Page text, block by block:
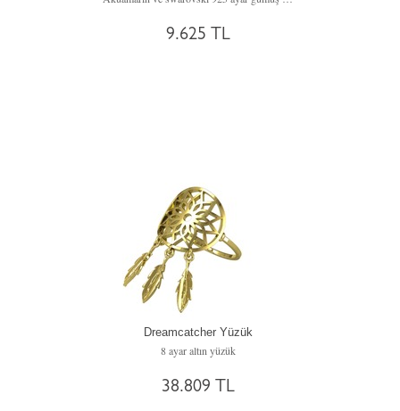
9.625 TL
Dreamcatcher Yüzük
8 ayar altın yüzük
38.809 TL